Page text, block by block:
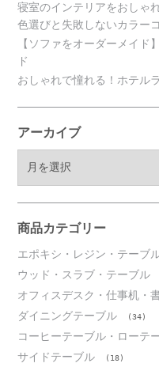
寝室のインテリアをおしゃ
色選びと失敗しないカラー
【ソファをオーダーメイド
ド
おしゃれで憧れる！ホテル
アーカイブ
ブ
商品カテゴリー
エポキシ・レジン・テーブ
ウッド・スラブ・テーブル
オフィスデスク・仕事机・
ダイニングテーブル (34)
コーヒーテーブル・ローテ
サイドテーブル (18)